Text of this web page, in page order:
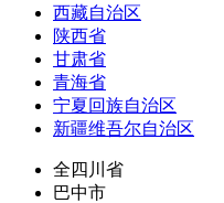
西藏自治区
陕西省
甘肃省
青海省
宁夏回族自治区
新疆维吾尔自治区
全四川省
巴中市